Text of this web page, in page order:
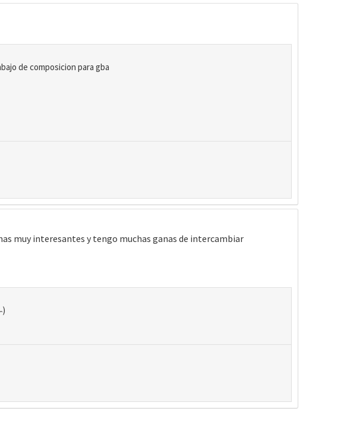
de composicion para gba
muy interesantes y tengo muchas ganas de intercambiar